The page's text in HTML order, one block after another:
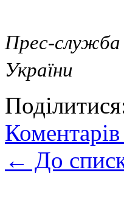
Прес-служба
України
← До